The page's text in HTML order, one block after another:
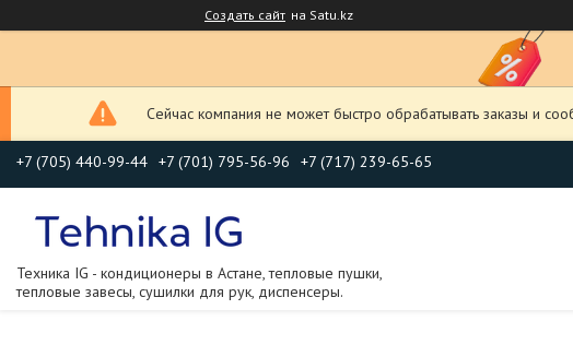
Создать сайт на Satu.kz
Сейчас компания не может быстро обрабатывать заказы и
+7 (705) 440-99-44 +7 (701) 795-56-96 +7 (717) 239-65-65
Техника IG - кондиционеры в Астане, тепловые пушки,
тепловые завесы, сушилки для рук, диспенсеры.